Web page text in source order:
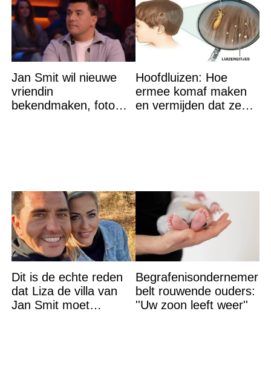
Jan Smit wil nieuwe
vriendin
bekendmaken, foto
Hoofdluizen: Hoe
ermee komaf maken
en vermijden dat ze
Dit is de echte reden
dat Liza de villa van
Jan Smit moet
Begrafenisondernemer
belt rouwende ouders:
''Uw zoon leeft weer''